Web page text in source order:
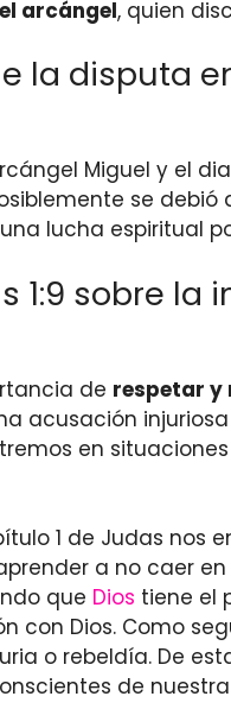
arcángel, quien
la disputa
Miguel y el
se
lucha espiritual
1:9 sobre
de respetar y
acusación
en
1 de Judas
a no caer
que Dios tiene el
con Dios. Como
o rebeldía. De
de